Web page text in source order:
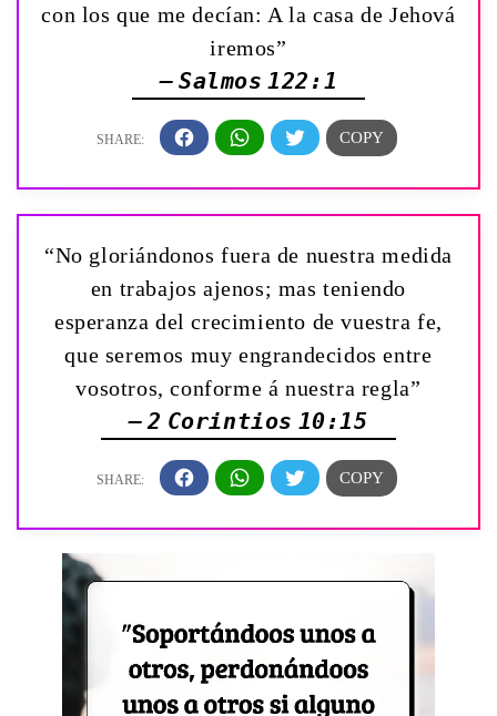
con los que me decían: A la casa de Jehová
iremos”
— Salmos 122:1
“No gloriándonos fuera de nuestra medida
en trabajos ajenos; mas teniendo
esperanza del crecimiento de vuestra fe,
que seremos muy engrandecidos entre
vosotros, conforme á nuestra regla”
— 2 Corintios 10:15